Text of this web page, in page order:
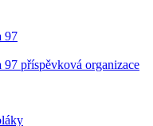
97
97 příspěvková organizace